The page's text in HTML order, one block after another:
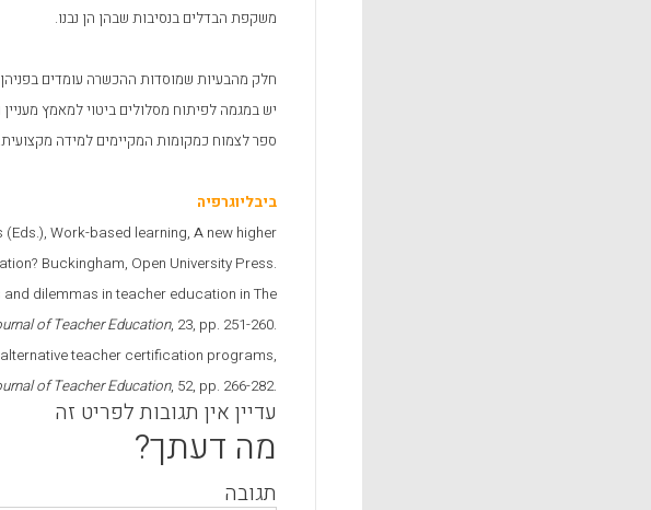
משקפת הבדלים בנסיבות שבהן הן נבנו.
חלק מהבעיות שמוסדות ההכשרה עומדים
יש במגמה לפיתוח מסלולים ביטוי למאמץ
ספר לצמוח כמקומות המקיימים למידה מקצועית.
ביבליוגרפיה
Work-based learning, A new higher
Buckingham, Open University Press.
dilemmas in teacher education in The
of Teacher Education, 23, pp. 251-260.
teacher certification programs,
of Teacher Education, 52, pp. 266-282.
עדיין אין תגובות לפריט זה
מה דעתך?
תגובה